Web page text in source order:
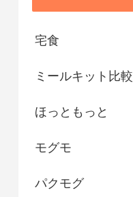
宅食
ミールキット比較
ほっともっと
モグモ
パクモグ